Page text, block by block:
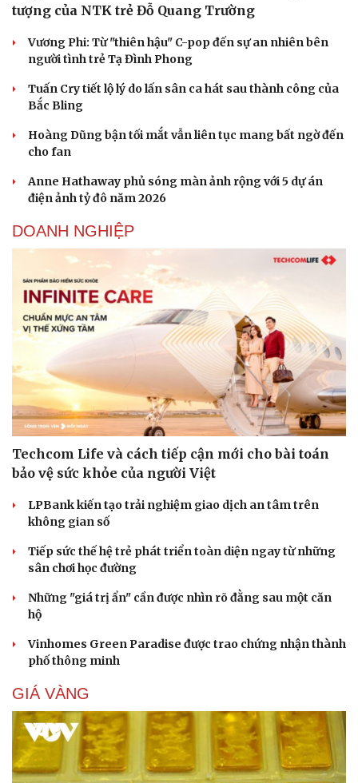
Cải chính
tượng của NTK trẻ Đỗ Quang Trường
Vương Phi: Từ "thiên hậu" C-pop đến sự an nhiên bên
người tình trẻ Tạ Đình Phong
Tuấn Cry tiết lộ lý do lấn sân ca hát sau thành công của
Bắc Bling
Hoàng Dũng bận tối mắt vẫn liên tục mang bất ngờ đến
cho fan
Anne Hathaway phủ sóng màn ảnh rộng với 5 dự án
điện ảnh tỷ đô năm 2026
DOANH NGHIỆP
Techcom Life và cách tiếp cận mới cho bài toán
bảo vệ sức khỏe của người Việt
LPBank kiến tạo trải nghiệm giao dịch an tâm trên
không gian số
Tiếp sức thế hệ trẻ phát triển toàn diện ngay từ những
sân chơi học đường
Những "giá trị ẩn" cần được nhìn rõ đằng sau một căn
hộ
Vinhomes Green Paradise được trao chứng nhận thành
phố thông minh
GIÁ VÀNG